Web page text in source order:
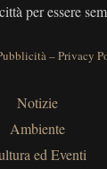
per essere
–Privacy
Notizie
Ambiente
ed Eventi